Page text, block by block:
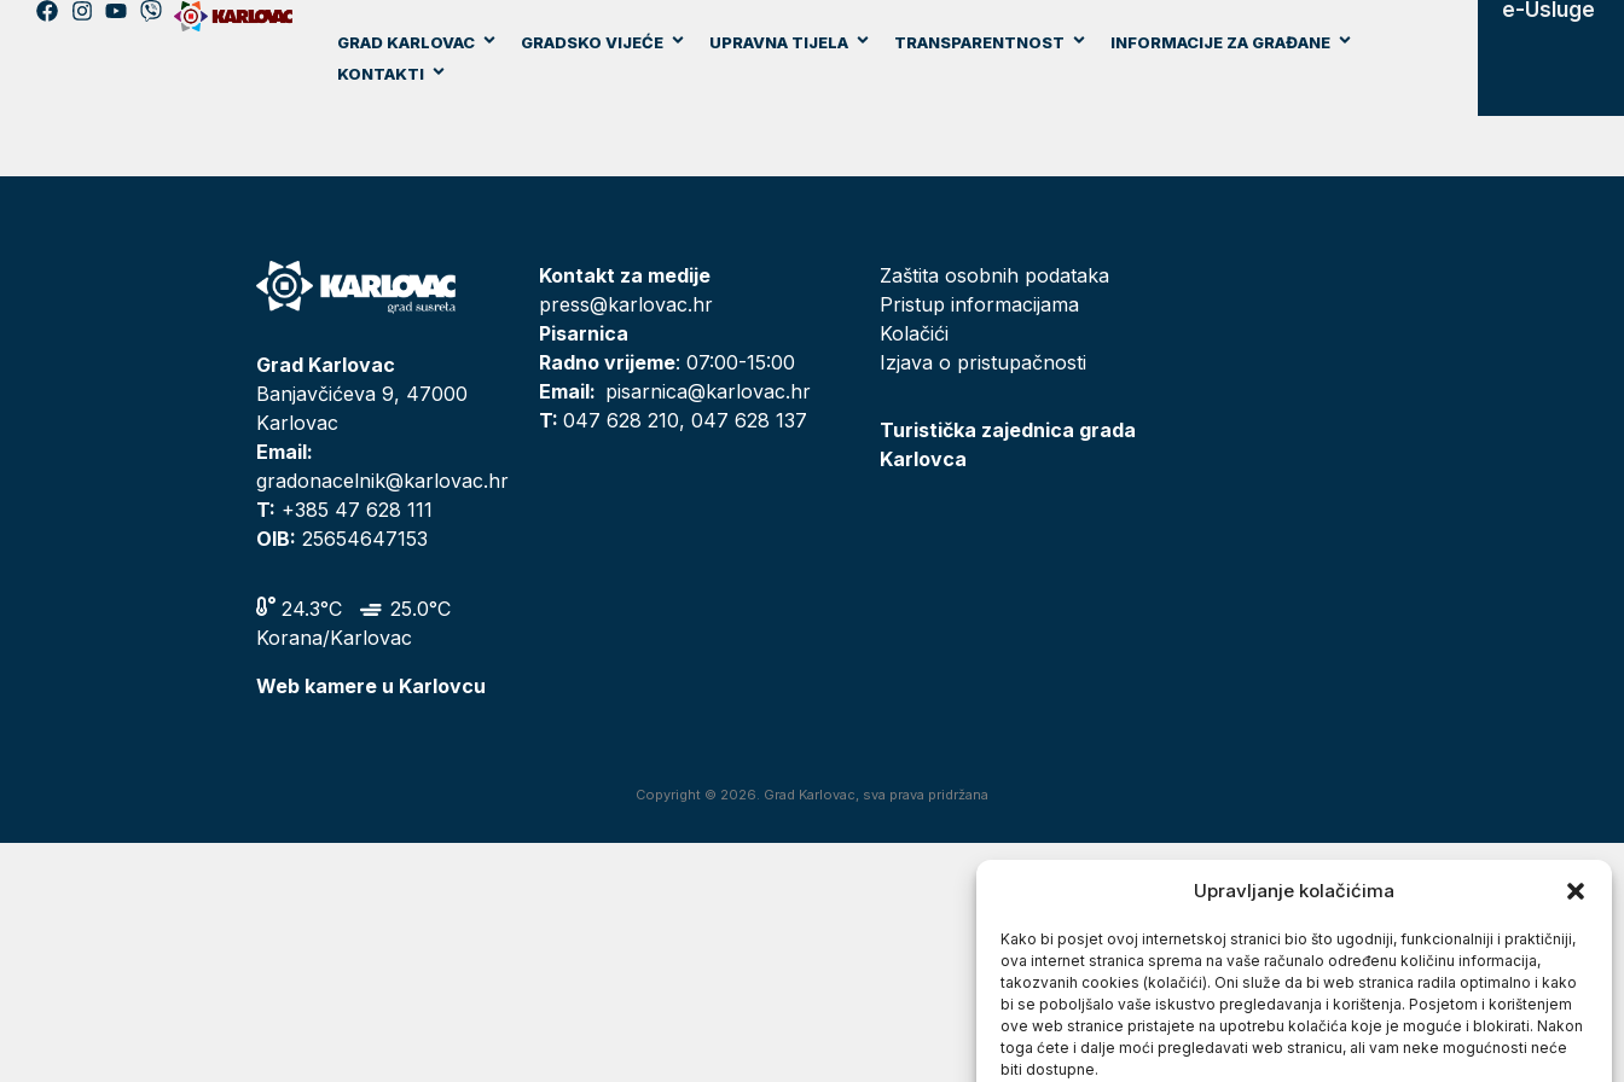
Upravljanje kolačićima
Kako bi posjet ovoj internetskoj stranici bio što ugodniji, funkcionalniji i praktičniji,
ova internet stranica sprema na vaše računalo određenu količinu informacija,
takozvanih cookies (kolačići). Oni služe da bi web stranica radila optimalno i kako
bi se poboljšalo vaše iskustvo pregledavanja i korištenja. Posjetom i korištenjem
ove web stranice pristajete na upotrebu kolačića koje je moguće i blokirati. Nakon
toga ćete i dalje moći pregledavati web stranicu, ali vam neke mogućnosti neće
biti dostupne.
GRAD KARLOVAC GRADSKO VIJEĆE UPRAVNA TIJELA TRANSPARENTNOST
INFORMACIJE ZA GRAĐANE
KONTAKTI
e-Usluge
Grad Karlovac
Banjavčićeva 9, 47000
Karlovac
Email:
gradonacelnik@karlovac.hr
T: +385 47 628 111
OIB: 25654647153
24.3°C
25.0°C
Korana/Karlovac
Web kamere u Karlovcu
Kontakt za medije
press@karlovac.hr
Pisarnica
Radno vrijeme: 07:00-15:00
Email: pisarnica@karlovac.hr
T:047 628 210, 047 628 137
Zaštita osobnih podataka
Pristup informacijama
Kolačići
Izjava o pristupačnosti
Turistička zajednica grada
Karlovca
Copyright © 2026. Grad Karlovac, sva prava pridržana